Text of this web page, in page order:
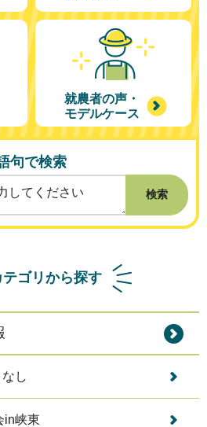
就農者の声・
モデルケース
句で検索
検索
テゴリから探す
し
in峡東